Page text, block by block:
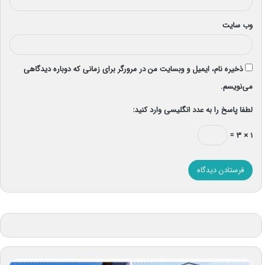
وب‌ سایت
ذخیره نام، ایمیل و وبسایت من در مرورگر برای زمانی که دوباره دیدگاهی
می‌نویسم.
لطفا پاسخ را به عدد انگلیسی وارد کنید:
۱ × ۳ =